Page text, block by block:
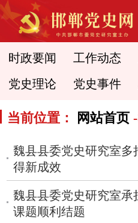
时政要闻 工作动态
党史理论 党史事件
当前位置： 网站首页
魏县县委党史研究室多
得新成效
魏县县委党史研究室承
课题顺利结题